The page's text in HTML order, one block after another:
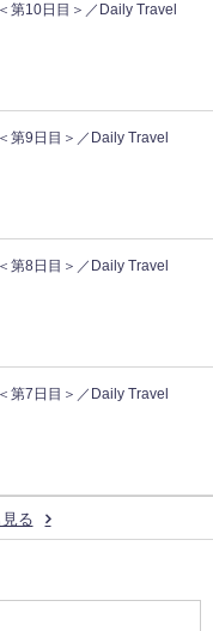
第10日目＞／Daily Travel
第9日目＞／Daily Travel
第8日目＞／Daily Travel
第7日目＞／Daily Travel
る